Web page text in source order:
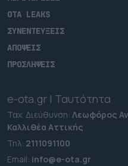
OTA LEAKS
ΣΥΝΕΝΤΕΥΞΕΙΣ
ΑΠΟΨΕΙΣ
ΠΡΟΣΛΗΨΕΙΣ
e-ota.gr | Ταυτότητα
Ταχ. Διεύθυνση: Λεωφόρος
Καλλιθέα Αττικής
Τηλ: 2111091100
Εmail: info@e-ota.gr